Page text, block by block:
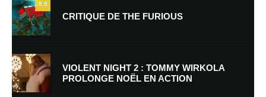
Nom*
E-mail *
9.5
CRITIQUE DE THE FURIOUS
VIOLENT NIGHT 2 : TOMMY WIRKOLA
PROLONGE NOËL EN ACTION